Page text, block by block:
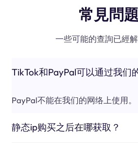
常見問題
一些可能的查詢已經
TikTok和PayPal可以通过我们
PayPal不能在我们的网络上使用。
静态ip购买之后在哪获取？